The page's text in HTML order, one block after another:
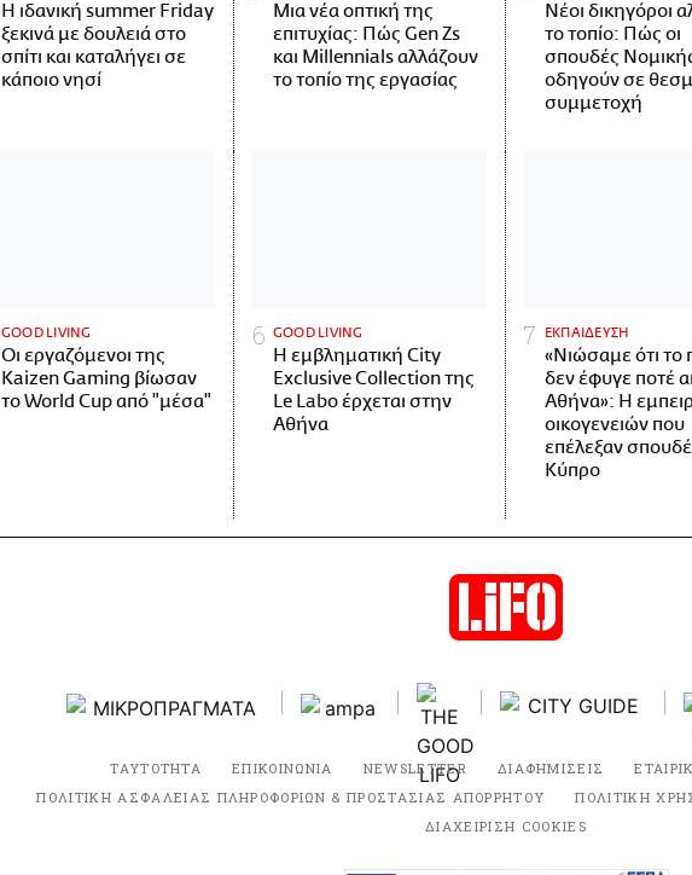
Η ιδανική summer Friday
ξεκινά με δουλειά στο
σπίτι και καταλήγει σε
κάποιο νησί
Μια νέα οπτική της
επιτυχίας: Πώς Gen Zs
και Millennials αλλάζουν
το τοπίο της εργασίας
Νέοι δικηγόροι
το τοπίο: Πώς οι
σπουδές
οδηγούν σε
συμμετοχή
GOOD LIVING
Οι εργαζόμενοι της
Kaizen Gaming βίωσαν
το World Cup από "μέσα"
GOOD LIVING
Η εμβληματική City
Exclusive Collection της
Le Labo έρχεται στην
Αθήνα
ΕΚΠΑΙΔΕΥΣΗ
«Νιώσαμε ότι το
δεν έφυγε ποτέ
Αθήνα»: Η
οικογενειών που
επέλεξαν
Κύπρο
ΤΑΥΤΟΤΗΤΑ ΕΠΙΚΟΙΝΩΝΙΑ NEWSLETTER ΔΙΑΦΗΜΙΣΕΙΣ
ΠΟΛΙΤΙΚΗ ΑΣΦΑΛΕΙΑΣ ΠΛΗΡΟΦΟΡΙΩΝ & ΠΡΟΣΤΑΣΙΑΣ ΑΠΟΡΡΗΤΟΥ
ΠΟΛΙΤΙΚΗ
ΔΙΑΧΕΙΡΙΣΗ COOKIES